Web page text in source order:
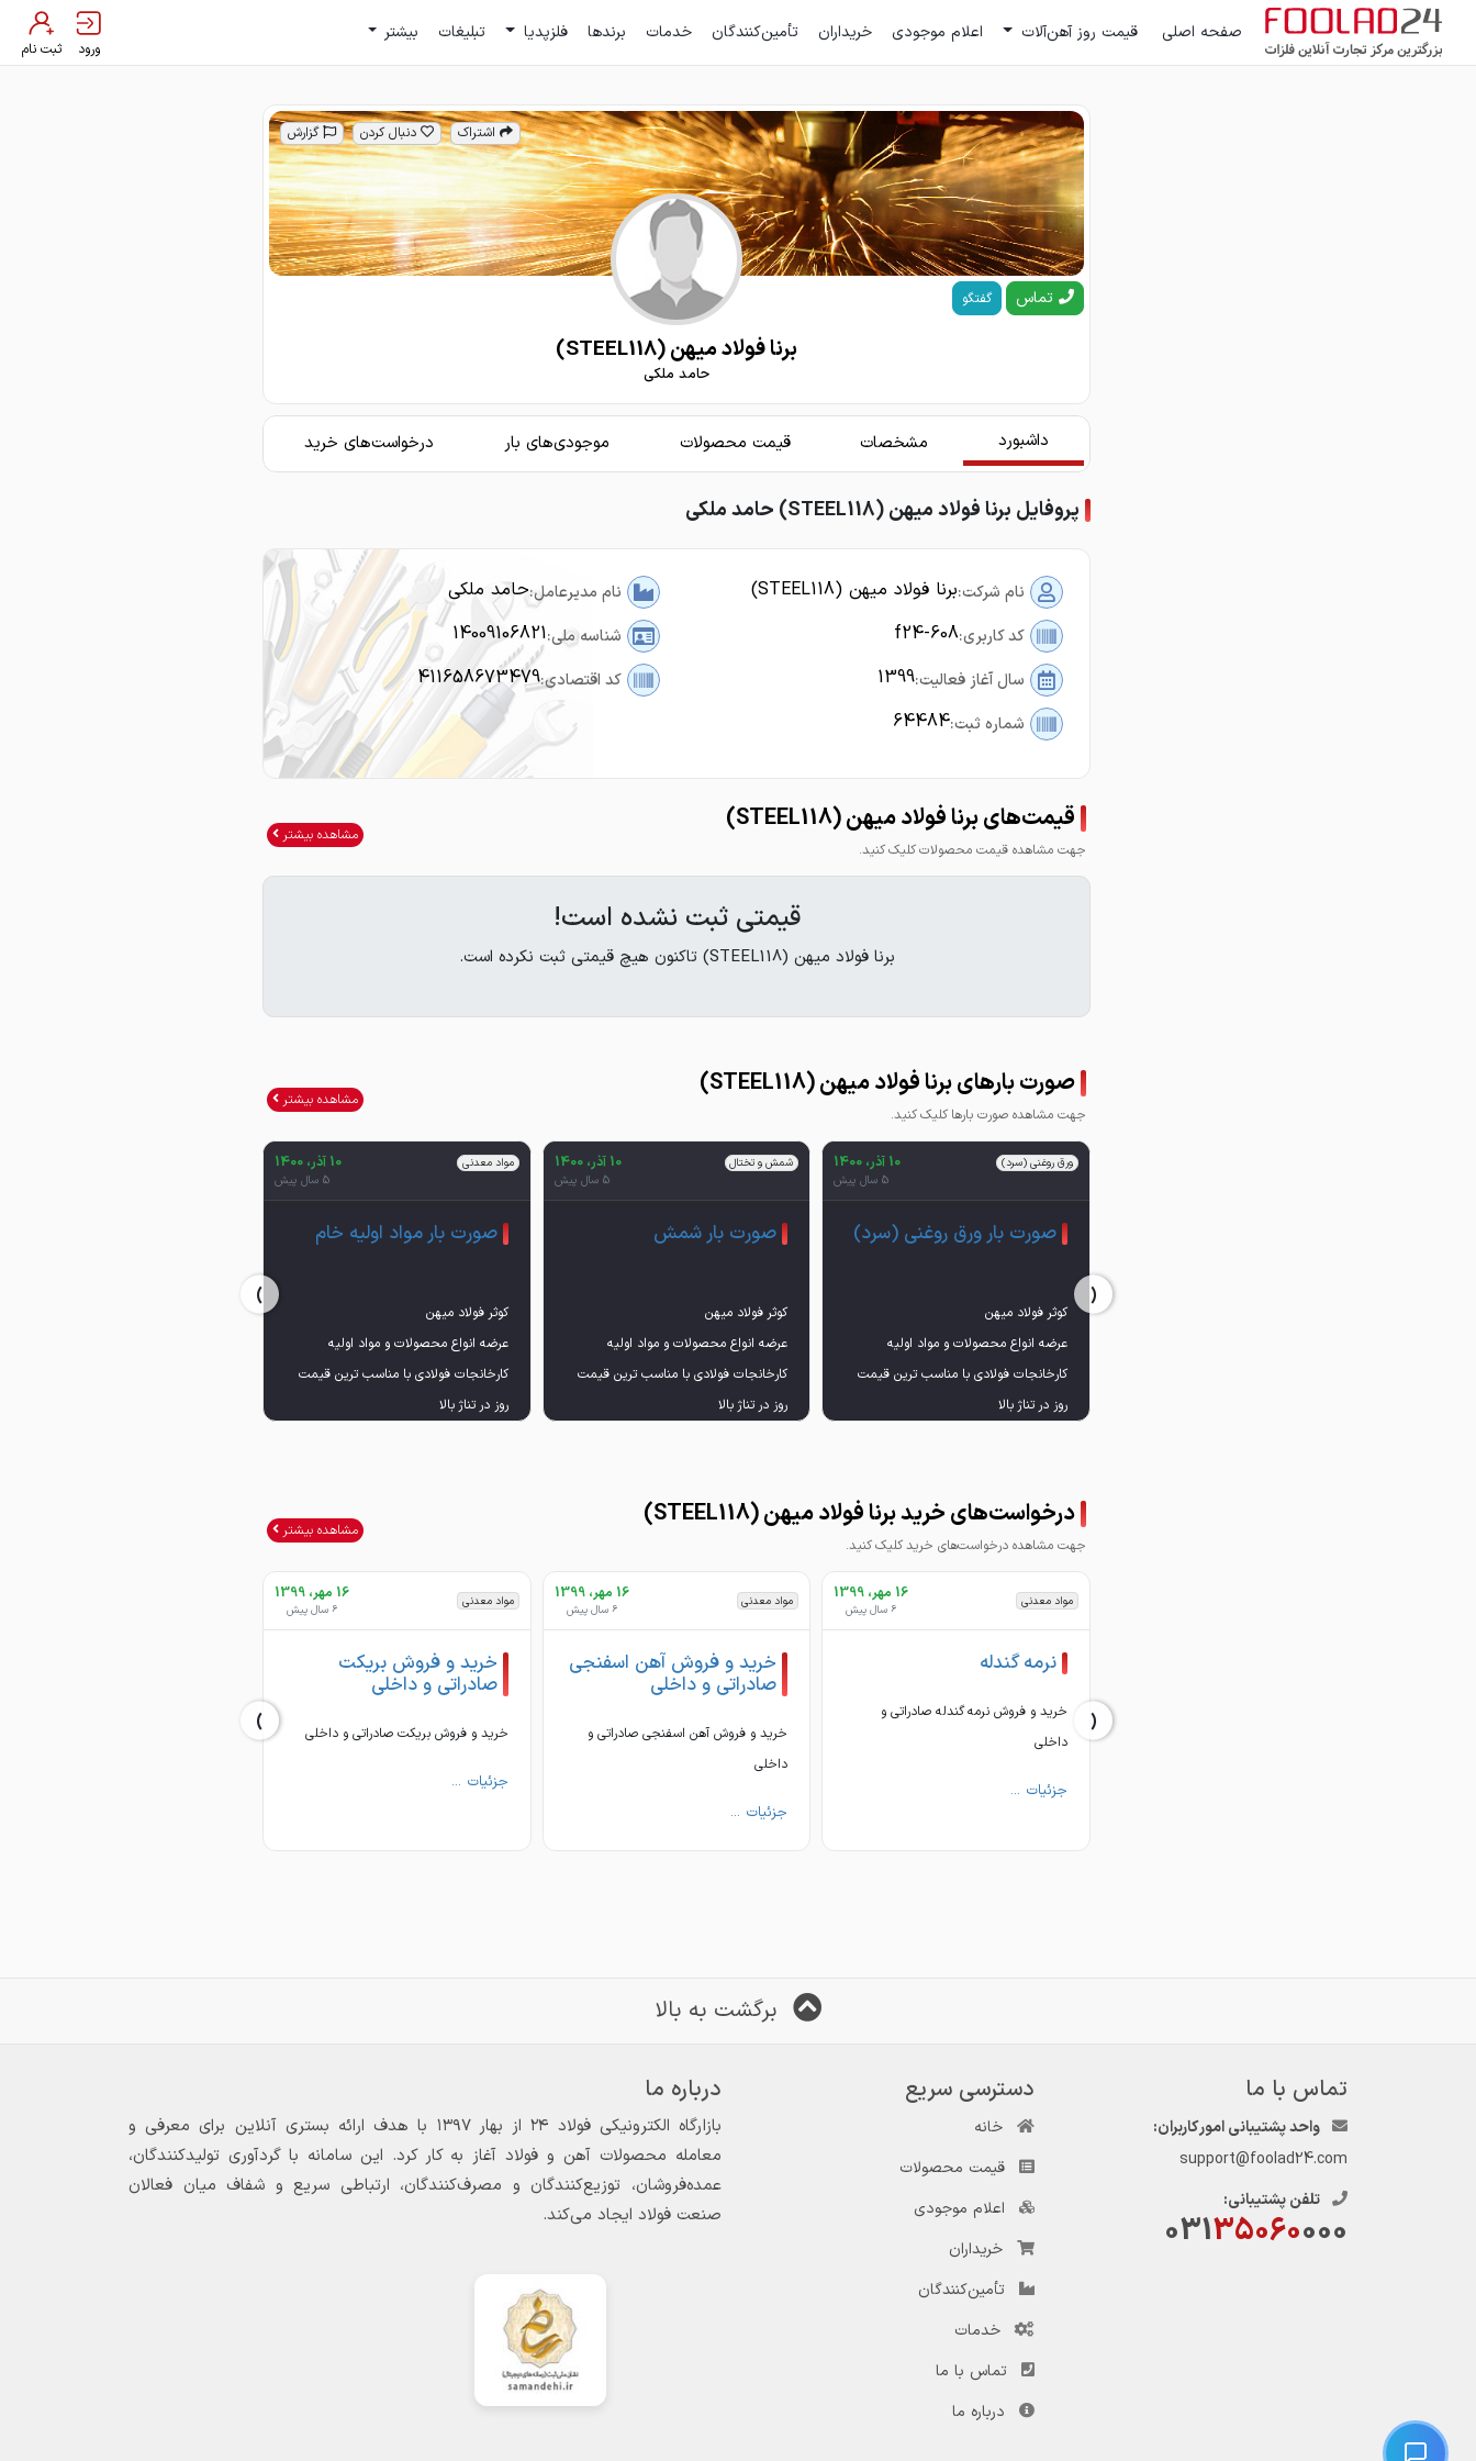
صفحه اصلی قیمت روز آهن‌آلات اعلام موجودی خریداران تأمین‌کنندگان خدمات برندها فلزپدیا تبلیغات بیشتر
ورود ثبت نام
اشتراک دنبال کردن گزارش
تماس گفتگو
برنا فولاد میهن (STEEL118)
حامد ملکی
داشبورد مشخصات قیمت محصولات موجودی‌های بار درخواست‌های خرید
پروفایل برنا فولاد میهن (STEEL118) حامد ملکی
نام شرکت:برنا فولاد میهن (STEEL118) نام مدیرعامل:حامد ملکی
کد کاربری:f24-608 شناسه ملی:14009106821
سال آغاز فعالیت:1399 کد اقتصادی:411658673479
شماره ثبت:64484
قیمت‌های برنا فولاد میهن (STEEL118)
جهت مشاهده قیمت محصولات کلیک کنید.
مشاهده بیشتر
قیمتی ثبت نشده است!
برنا فولاد میهن (STEEL118) تاکنون هیچ قیمتی ثبت نکرده است.
صورت بارهای برنا فولاد میهن (STEEL118)
جهت مشاهده صورت بارها کلیک کنید.
مشاهده بیشتر
ورق روغنی (سرد) 10 آذر، 1400
5 سال پیش
صورت بار ورق روغنی (سرد)
عرضه انواع محصولات و مواد اولیه
کارخانجات فولادی با مناسب ترین قیمت
تماس : 37777189-031
شمش و تختال 10 آذر، 1400
5 سال پیش
صورت بار شمش
کوثر فولاد میهن
عرضه انواع محصولات و مواد اولیه
کارخانجات فولادی با مناسب ترین قیمت
روز در تناژ بالا
تماس : 37777189-031
مواد معدنی 10 آذر، 1400
5 سال پیش
صورت بار مواد اولیه خام
عرضه انواع محصولات و مواد اولیه
کارخانجات فولادی با مناسب ترین قیمت
‹
›
درخواست‌های خرید برنا فولاد میهن (STEEL118)
جهت مشاهده درخواست‌های خرید کلیک کنید.
مشاهده بیشتر
مواد معدنی 16 مهر، 1399
6 سال پیش
نرمه گندله
خرید و فروش نرمه گندله صادراتی و
داخلی
جزئیات ...
مواد معدنی 16 مهر، 1399
6 سال پیش
خرید و فروش آهن اسفنجی
صادراتی و داخلی
خرید و فروش آهن اسفنجی صادراتی و
داخلی
جزئیات ...
مواد معدنی 16 مهر، 1399
6 سال پیش
خرید و فروش بریکت
صادراتی و داخلی
خرید و فروش بریکت صادراتی و داخلی
جزئیات ...
‹
›
برگشت به بالا
تماس با ما
واحد پشتیبانی امور کاربران:
support@foolad24.com
تلفن پشتیبانی:
03135060000
دسترسی سریع
خانه
قیمت محصولات
اعلام موجودی
خریداران
تأمین‌کنندگان
خدمات
تماس با ما
درباره ما
درباره ما
بازارگاه الکترونیکی فولاد ۲۴ از بهار ۱۳۹۷ با هدف ارائه بستری آنلاین برای معرفی و
معامله محصولات آهن و فولاد آغاز به کار کرد. این سامانه با گردآوری تولیدکنندگان،
عمده‌فروشان، توزیع‌کنندگان و مصرف‌کنندگان، ارتباطی سریع و شفاف میان فعالان
صنعت فولاد ایجاد می‌کند.